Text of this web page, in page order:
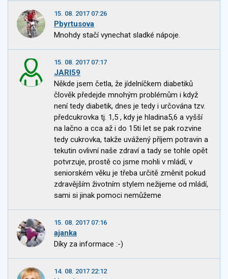
15. 08. 2017 07:26
Pbyrtusova
Mnohdy stačí vynechat sladké nápoje.
15. 08. 2017 07:17
JARI59
Někde jsem četla, že jídelníčkem diabetiků
člověk předejde mnohým problémům i když
není tedy diabetik, dnes je tedy i určována tzv.
předcukrovka tj. 1,5 , kdy je hladina5,6 a vyšší
na lačno a cca až i do 15ti let se pak rozvine
tedy cukrovka, takže uvážený příjem potravin a
tekutin ovlivní naše zdraví a tady se tohle opět
potvrzuje, prostě co jsme mohli v mládí, v
seniorském věku je třeba určitě změnit pokud
zdravějším životním stylem nežijeme od mládí,
sami si jinak pomoci nemůžeme
15. 08. 2017 07:16
ajanka
Díky za informace :-)
14. 08. 2017 22:12